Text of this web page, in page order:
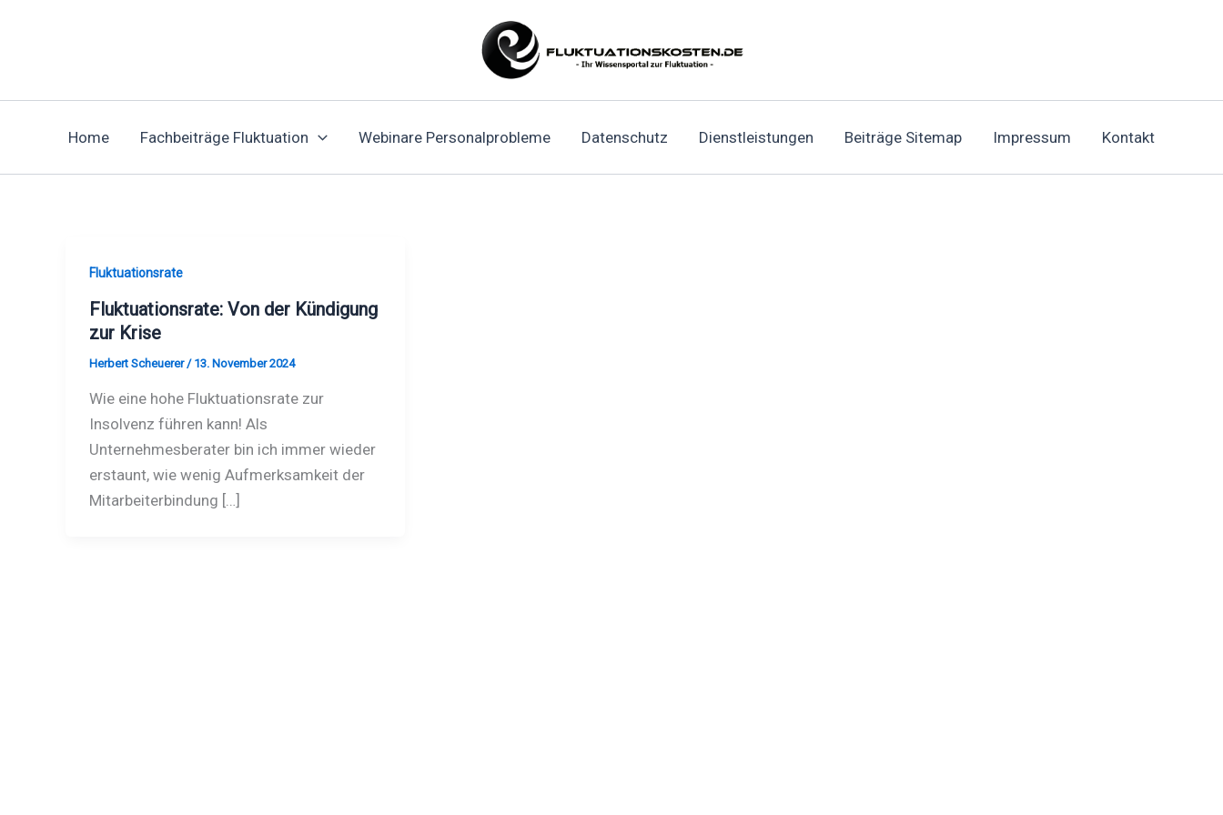
Home Fachbeiträge Fluktuation Webinare Personalprobleme Datenschutz Dienstleistungen Beiträge Sitemap Impressum Kontakt
Fluktuationsrate
Fluktuationsrate: Von der Kündigung
zur Krise
Herbert Scheuerer / 13. November 2024
Wie eine hohe Fluktuationsrate zur
Insolvenz führen kann! Als
Unternehmesberater bin ich immer wieder
erstaunt, wie wenig Aufmerksamkeit der
Mitarbeiterbindung […]